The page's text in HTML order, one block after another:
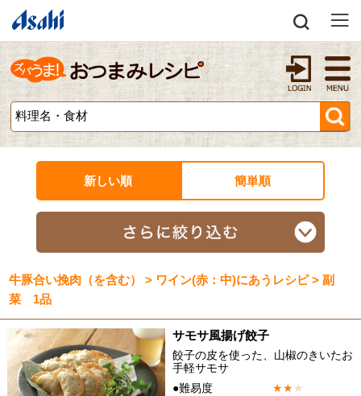
新しい順 簡単順
牛豚合い挽肉（を含む） > ワイン(赤：中)にあうレシピ > 副
菜 1品
サモサ風揚げ餃子
餃子の皮を使った、山椒のきいたお
手軽サモサ
●難易度
★★★